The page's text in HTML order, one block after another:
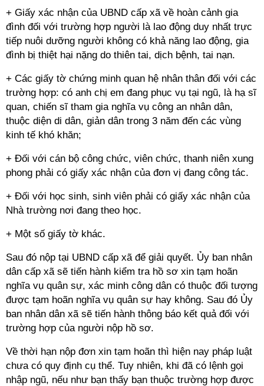
+ Giấy xác nhận của UBND cấp xã về hoàn cảnh gia
đình đối với trường hợp người là lao động duy nhất trực
tiếp nuôi dưỡng người không có khả năng lao động, gia
đình bị thiệt hại nặng do thiên tai, dịch bệnh, tai nạn.
+ Các giấy tờ chứng minh quan hệ nhân thân đối với các
trường hợp: có anh chị em đang phục vụ tại ngũ, là hạ sĩ
quan, chiến sĩ tham gia nghĩa vụ công an nhân dân,
thuộc diện di dân, giản dân trong 3 năm đến các vùng
kinh tế khó khăn;
+ Đối với cán bộ công chức, viên chức, thanh niên xung
phong phải có giấy xác nhận của đơn vị đang công tác.
+ Đối với học sinh, sinh viên phải có giấy xác nhận của
Nhà trường nơi đang theo học.
+ Một số giấy tờ khác.
Sau đó nộp tại UBND cấp xã để giải quyết. Ủy ban nhân
dân cấp xã sẽ tiến hành kiểm tra hồ sơ xin tạm hoãn
nghĩa vụ quân sự, xác minh công dân có thuộc đối tượng
được tạm hoãn nghĩa vụ quân sự hay không. Sau đó Ủy
ban nhân dân xã sẽ tiến hành thông báo kết quả đối với
trường hợp của người nộp hồ sơ.
Về thời hạn nộp đơn xin tạm hoãn thì hiện nay pháp luật
chưa có quy định cụ thể. Tuy nhiên, khi đã có lệnh gọi
nhập ngũ, nếu như bạn thấy bạn thuộc trường hợp được